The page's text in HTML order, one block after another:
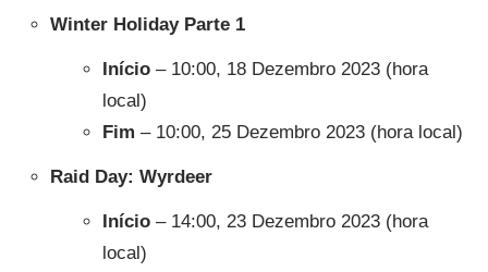
Winter Holiday Parte 1
Início– 10:00, 18 Dezembro 2023 (hora
local)
Fim – 10:00, 25 Dezembro 2023 (hora local)
Raid Day: Wyrdeer
Início– 14:00, 23 Dezembro 2023 (hora
local)